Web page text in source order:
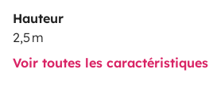
Hauteur
2,5 m
Voir toutes les caractéristiques